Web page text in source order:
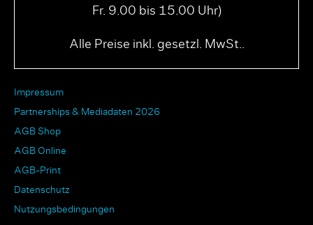
Fr. 9.00 bis 15.00 Uhr)
Alle Preise inkl. gesetzl. MwSt..
Impressum
Partnerships & Mediadaten 2026
AGB Shop
AGB Online
AGB-Print
Datenschutz
Nutzungsbedingungen